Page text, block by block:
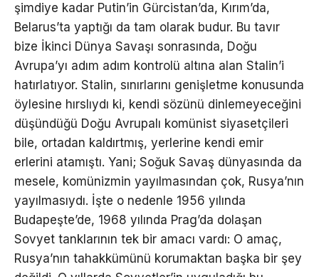
şimdiye kadar Putin’in Gürcistan’da, Kırım’da,
Belarus’ta yaptığı da tam olarak budur. Bu tavır
bize İkinci Dünya Savaşı sonrasında, Doğu
Avrupa’yı adım adım kontrolü altına alan Stalin’i
hatırlatıyor. Stalin, sınırlarını genişletme konusunda
öylesine hırslıydı ki, kendi sözünü dinlemeyeceğini
düşündüğü Doğu Avrupalı komünist siyasetçileri
bile, ortadan kaldırtmış, yerlerine kendi emir
erlerini atamıştı. Yani; Soğuk Savaş dünyasında da
mesele, komünizmin yayılmasından çok, Rusya’nın
yayılmasıydı. İşte o nedenle 1956 yılında
Budapeşte’de, 1968 yılında Prag’da dolaşan
Sovyet tanklarının tek bir amacı vardı: O amaç,
Rusya’nın tahakkümünü korumaktan başka bir şey